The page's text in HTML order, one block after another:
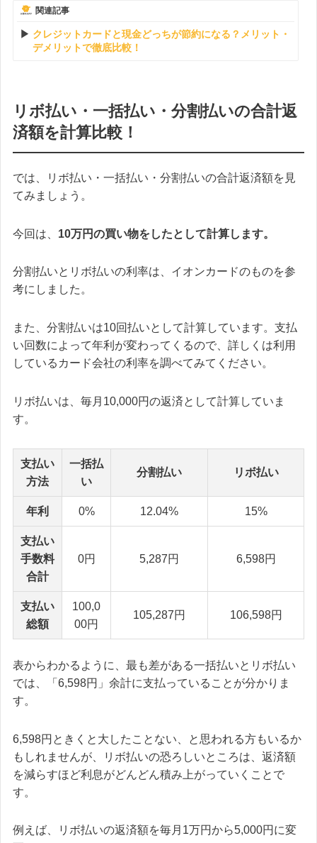
関連記事
クレジットカードと現金どっちが節約になる？メリット・
デメリットで徹底比較！
リボ払い・一括払い・分割払いの合計返
済額を計算比較！
では、リボ払い・一括払い・分割払いの合計返済額を見
てみましょう。
今回は、 10万円の買い物をしたとして計算します。
分割払いとリボ払いの利率は、イオンカードのものを参
考にしました。
また、分割払いは10回払いとして計算しています。支払
い回数によって年利が変わってくるので、詳しくは利用
しているカード会社の利率を調べてみてください。
リボ払いは、毎月10,000円の返済として計算していま
す。
支払い
方法
一括払
い
分割払い リボ払い
年利 0% 12.04% 15%
支払い
手数料
合計
0円 5,287円 6,598円
支払い
総額
100,0
00円
105,287円 106,598円
表からわかるように、最も差がある一括払いとリボ払い
では、「6,598円」余計に支払っていることが分かりま
す。
6,598円ときくと大したことない、と思われる方もいるか
もしれませんが、リボ払いの恐ろしいところは、返済額
を減らすほど利息がどんどん積み上がっていくことで
す。
例えば、リボ払いの返済額を毎月1万円から5,000円に変